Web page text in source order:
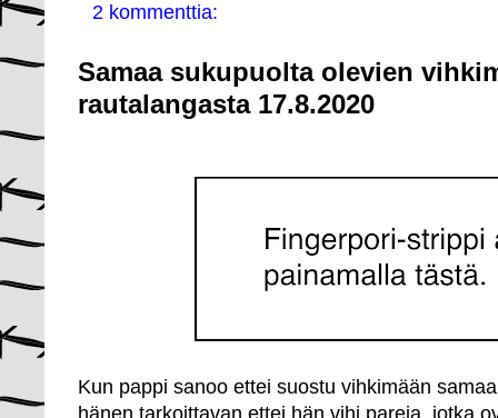
2 kommenttia:
Samaa sukupuolta olevien
rautalangasta 17.8.2020
Kun pappi sanoo ettei suostu vihkimään
hänen tarkoittavan ettei hän vihi pareja, jotka